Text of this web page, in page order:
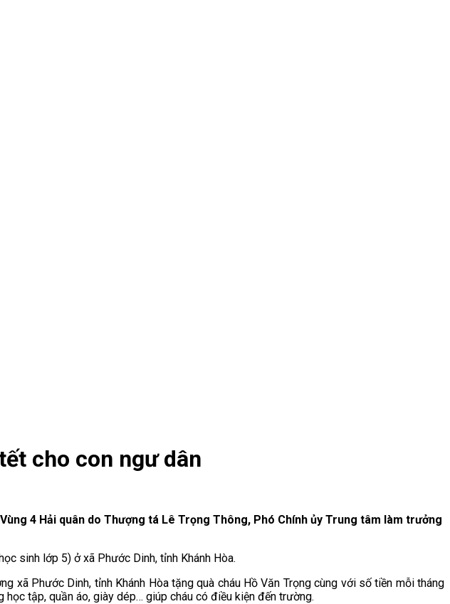
cho con ngư dân
4 Hải quân do Thượng tá Lê Trọng Thông, Phó Chính ủy Trung tâm làm trưởng
sinh lớp 5) ở xã Phước Dinh, tỉnh Khánh Hòa.
xã Phước Dinh, tỉnh Khánh Hòa tặng quà cháu Hồ Văn Trọng cùng với số tiền mỗi tháng
tập, quần áo, giày dép… giúp cháu có điều kiện đến trường.